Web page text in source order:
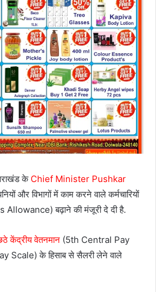
केChief Minister Pushkar
और विभागों में काम करने वाले कर्मचारियों
बढ़ाने की मंजूरी दे दी है.
केंद्रीय वेतनमान (5th Central Pay
Scale) के हिसाब से सैलरी लेने वाले